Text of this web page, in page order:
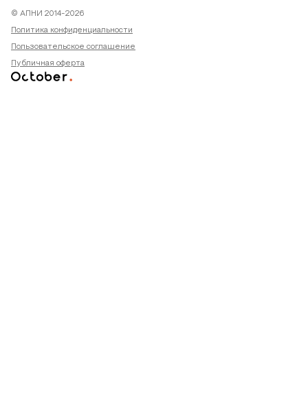
© АПНИ 2014-2026
Политика конфиденциальности
Пользовательское соглашение
Публичная оферта